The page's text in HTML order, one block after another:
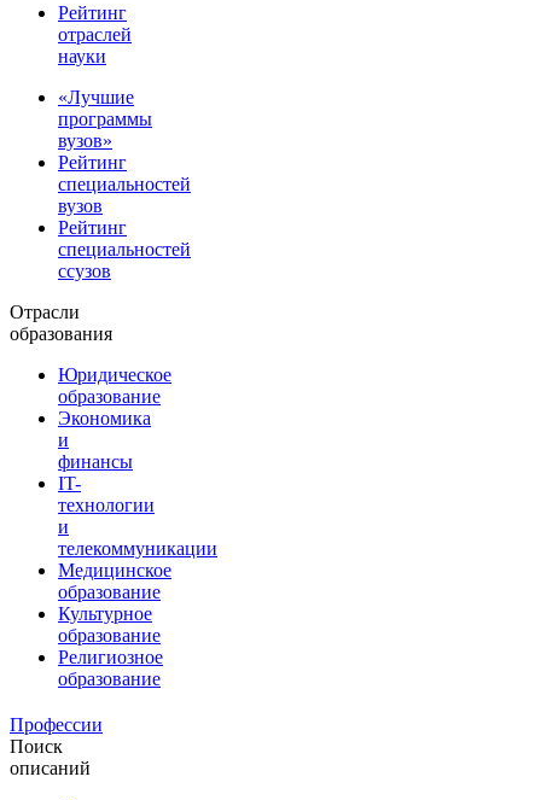
Рейтинг
отраслей
науки
«Лучшие
программы
вузов»
Рейтинг
специальностей
вузов
Рейтинг
специальностей
ссузов
Отрасли
образования
Юридическое
образование
Экономика
и
финансы
IT-
технологии
и
телекоммуникации
Медицинское
образование
Культурное
образование
Религиозное
образование
Профессии
Поиск
описаний